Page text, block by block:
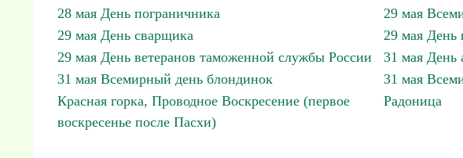
28 мая День пограничника
29 мая
29 мая День сварщика
29 мая День
29 мая День ветеранов таможенной службы России
31 мая День
31 мая Всемирный день блондинок
31 мая
Красная горка, Проводное Воскресение (первое
воскресенье после Пасхи)
Радоница